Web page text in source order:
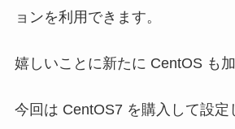
ョンを利用できます。
嬉しいことに新たに CentOS も加
今回は CentOS7 を購入して設定